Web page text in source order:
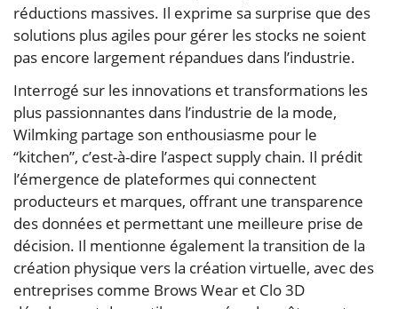
réductions massives. Il exprime sa surprise que des
solutions plus agiles pour gérer les stocks ne soient
pas encore largement répandues dans l’industrie.
Interrogé sur les innovations et transformations les
plus passionnantes dans l’industrie de la mode,
Wilmking partage son enthousiasme pour le
“kitchen”, c’est-à-dire l’aspect supply chain. Il prédit
l’émergence de plateformes qui connectent
producteurs et marques, offrant une transparence
des données et permettant une meilleure prise de
décision. Il mentionne également la transition de la
création physique vers la création virtuelle, avec des
entreprises comme Brows Wear et Clo 3D